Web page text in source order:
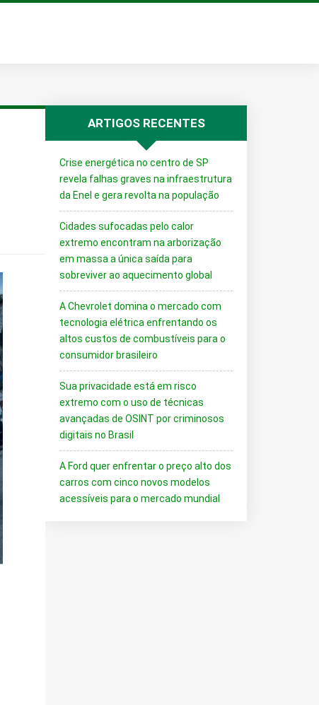
ARTIGOS RECENTES
Crise energética no centro de SP
revela falhas graves na infraestrutura
da Enel e gera revolta na população
Cidades sufocadas pelo calor
extremo encontram na arborização
em massa a única saída para
sobreviver ao aquecimento global
A Chevrolet domina o mercado com
tecnologia elétrica enfrentando os
altos custos de combustíveis para o
consumidor brasileiro
Sua privacidade está em risco
extremo com o uso de técnicas
avançadas de OSINT por criminosos
digitais no Brasil
A Ford quer enfrentar o preço alto dos
carros com cinco novos modelos
acessíveis para o mercado mundial